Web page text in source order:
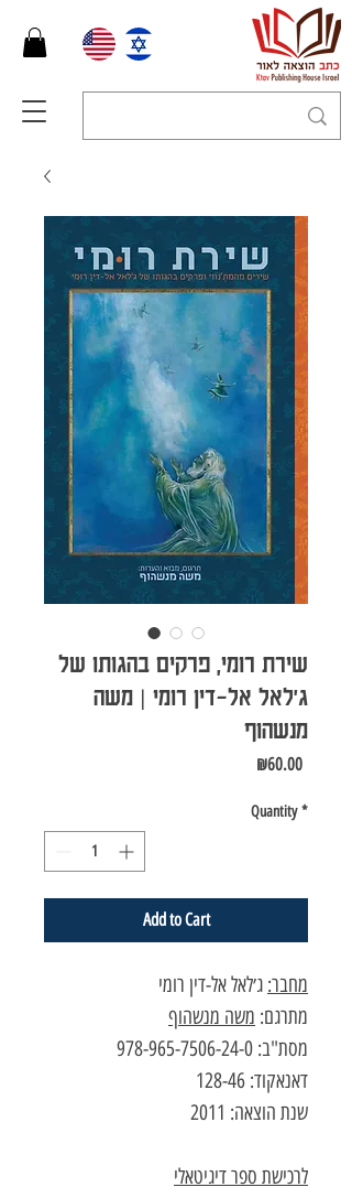
שירת רומי, פרקים בהגותו של
ג׳לאל אל-דין רומי | משה
מנשהוף
₪60.00Price
Quantity *
Add to Cart
מחבר: ג׳לאל אל-דין רומי
מתרגם: משה מנשהוף
מסת"ב: 978-965-7506-24-0
דאנאקוד: 128-46
שנת הוצאה: 2011
לרכישת ספר דיגיטאלי